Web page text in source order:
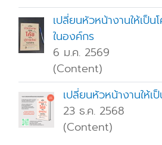
เปลี่ยนหัวหน้างานให้เป็น
ในองค์กร
6 ม.ค. 2569
(Content)
เปลี่ยนหัวหน้างานให้เ
23 ธ.ค. 2568
(Content)